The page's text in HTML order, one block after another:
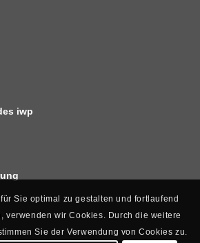
iwp
Sie optimal zu gestalten und fortlaufend
verwenden wir Cookies. Durch die weitere
Sie der Verwendung von Cookies zu.